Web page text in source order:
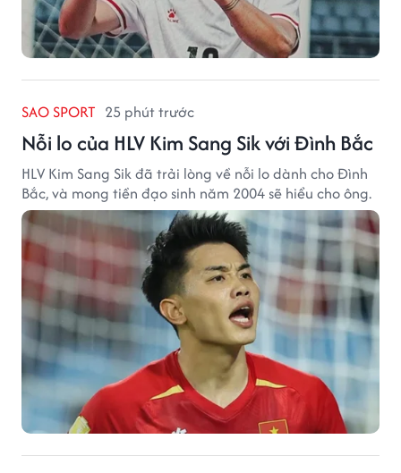
SAO SPORT 25 phút trước
Nỗi lo của HLV Kim Sang Sik với Đình Bắc
HLV Kim Sang Sik đã trải lòng về nỗi lo dành cho Đình
Bắc, và mong tiền đạo sinh năm 2004 sẽ hiểu cho ông.